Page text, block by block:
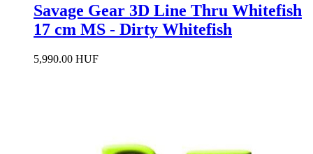
Savage Gear 3D Line Thru Whitefish
17 cm MS - Dirty Whitefish
5,990.00 HUF